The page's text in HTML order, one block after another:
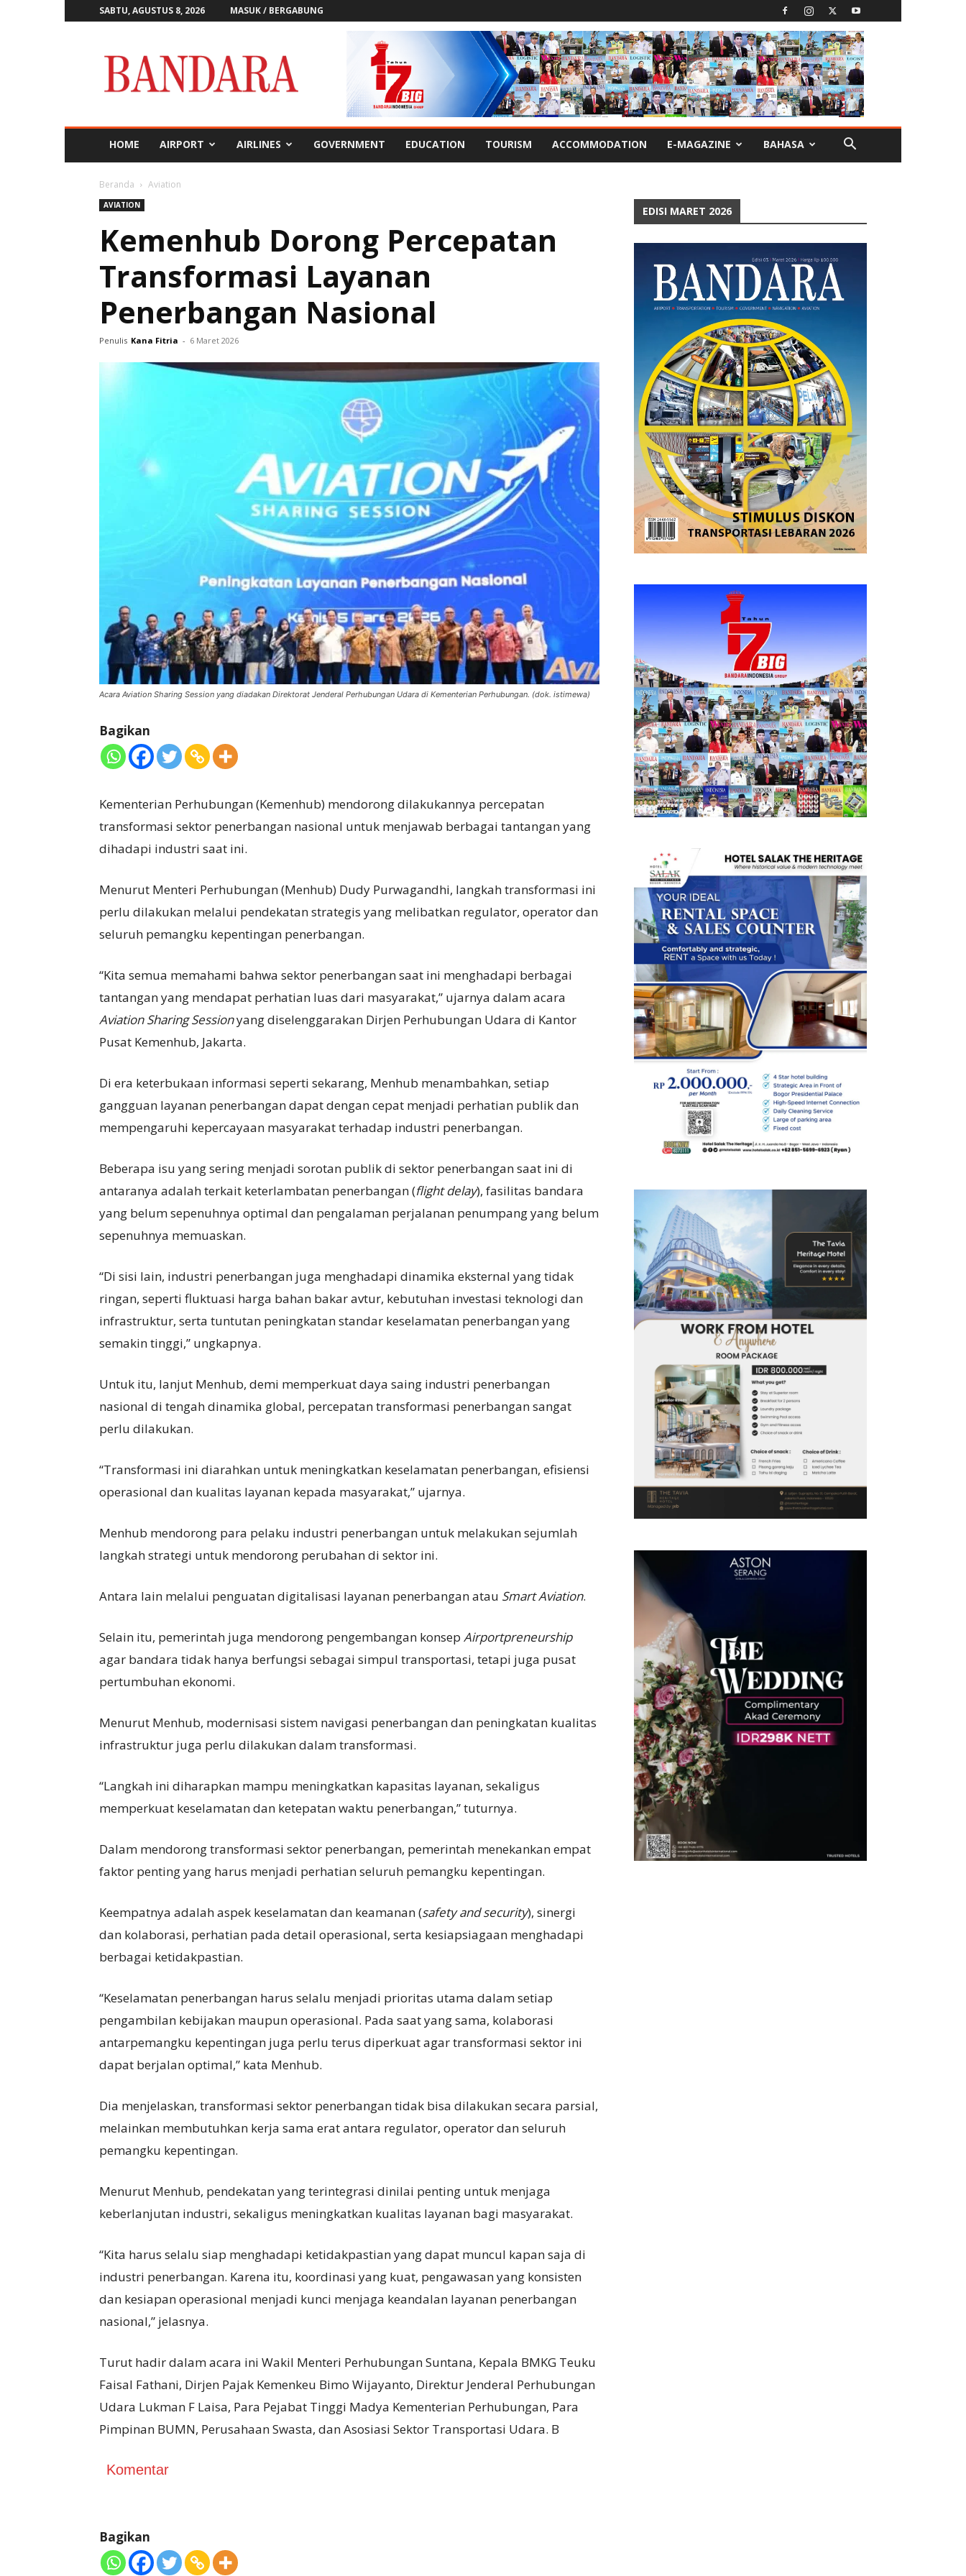
SABTU, AGUSTUS 8, 2026 MASUK / BERGABUNG
Bandara
HOME AIRPORT AIRLINES GOVERNMENT EDUCATION TOURISM ACCOMMODATION E-MAGAZINE BAHASA
Beranda Aviation
AVIATION
Kemenhub Dorong Percepatan
Transformasi Layanan
Penerbangan Nasional
Penulis Kana Fitria - 6 Maret 2026
Acara Aviation Sharing Session yang diadakan Direktorat Jenderal Perhubungan Udara di Kementerian Perhubungan. (dok. istimewa)
Bagikan
Kementerian Perhubungan (Kemenhub) mendorong dilakukannya percepatan
transformasi sektor penerbangan nasional untuk menjawab berbagai tantangan yang
dihadapi industri saat ini.
Menurut Menteri Perhubungan (Menhub) Dudy Purwagandhi, langkah transformasi ini
perlu dilakukan melalui pendekatan strategis yang melibatkan regulator, operator dan
seluruh pemangku kepentingan penerbangan.
“Kita semua memahami bahwa sektor penerbangan saat ini menghadapi berbagai
tantangan yang mendapat perhatian luas dari masyarakat,” ujarnya dalam acara
Aviation Sharing Sessionyang diselenggarakan Dirjen Perhubungan Udara di Kantor
Pusat Kemenhub, Jakarta.
Di era keterbukaan informasi seperti sekarang, Menhub menambahkan, setiap
gangguan layanan penerbangan dapat dengan cepat menjadi perhatian publik dan
mempengaruhi kepercayaan masyarakat terhadap industri penerbangan.
Beberapa isu yang sering menjadi sorotan publik di sektor penerbangan saat ini di
antaranya adalah terkait keterlambatan penerbangan (flight delay), fasilitas bandara
yang belum sepenuhnya optimal dan pengalaman perjalanan penumpang yang belum
sepenuhnya memuaskan.
“Di sisi lain, industri penerbangan juga menghadapi dinamika eksternal yang tidak
ringan, seperti fluktuasi harga bahan bakar avtur, kebutuhan investasi teknologi dan
infrastruktur, serta tuntutan peningkatan standar keselamatan penerbangan yang
semakin tinggi,” ungkapnya.
Untuk itu, lanjut Menhub, demi memperkuat daya saing industri penerbangan
nasional di tengah dinamika global, percepatan transformasi penerbangan sangat
perlu dilakukan.
“Transformasi ini diarahkan untuk meningkatkan keselamatan penerbangan, efisiensi
operasional dan kualitas layanan kepada masyarakat,” ujarnya.
Menhub mendorong para pelaku industri penerbangan untuk melakukan sejumlah
langkah strategi untuk mendorong perubahan di sektor ini.
Antara lain melalui penguatan digitalisasi layanan penerbangan atau Smart Aviation.
Selain itu, pemerintah juga mendorong pengembangan konsep Airportpreneurship
agar bandara tidak hanya berfungsi sebagai simpul transportasi, tetapi juga pusat
pertumbuhan ekonomi.
Menurut Menhub, modernisasi sistem navigasi penerbangan dan peningkatan kualitas
infrastruktur juga perlu dilakukan dalam transformasi.
“Langkah ini diharapkan mampu meningkatkan kapasitas layanan, sekaligus
memperkuat keselamatan dan ketepatan waktu penerbangan,” tuturnya.
Dalam mendorong transformasi sektor penerbangan, pemerintah menekankan empat
faktor penting yang harus menjadi perhatian seluruh pemangku kepentingan.
Keempatnya adalah aspek keselamatan dan keamanan (safety and security), sinergi
dan kolaborasi, perhatian pada detail operasional, serta kesiapsiagaan menghadapi
berbagai ketidakpastian.
“Keselamatan penerbangan harus selalu menjadi prioritas utama dalam setiap
pengambilan kebijakan maupun operasional. Pada saat yang sama, kolaborasi
antarpemangku kepentingan juga perlu terus diperkuat agar transformasi sektor ini
dapat berjalan optimal,” kata Menhub.
Dia menjelaskan, transformasi sektor penerbangan tidak bisa dilakukan secara parsial,
melainkan membutuhkan kerja sama erat antara regulator, operator dan seluruh
pemangku kepentingan.
Menurut Menhub, pendekatan yang terintegrasi dinilai penting untuk menjaga
keberlanjutan industri, sekaligus meningkatkan kualitas layanan bagi masyarakat.
“Kita harus selalu siap menghadapi ketidakpastian yang dapat muncul kapan saja di
industri penerbangan. Karena itu, koordinasi yang kuat, pengawasan yang konsisten
dan kesiapan operasional menjadi kunci menjaga keandalan layanan penerbangan
nasional,” jelasnya.
Turut hadir dalam acara ini Wakil Menteri Perhubungan Suntana, Kepala BMKG Teuku
Faisal Fathani, Dirjen Pajak Kemenkeu Bimo Wijayanto, Direktur Jenderal Perhubungan
Udara Lukman F Laisa, Para Pejabat Tinggi Madya Kementerian Perhubungan, Para
Pimpinan BUMN, Perusahaan Swasta, dan Asosiasi Sektor Transportasi Udara. B
Komentar
Bagikan
EDISI MARET 2026